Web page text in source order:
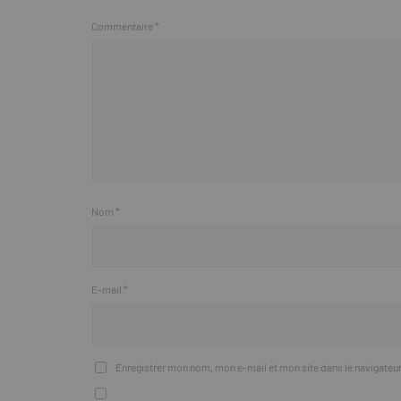
Commentaire *
Nom *
E-mail *
Enregistrer mon nom, mon e-mail et mon site dans le